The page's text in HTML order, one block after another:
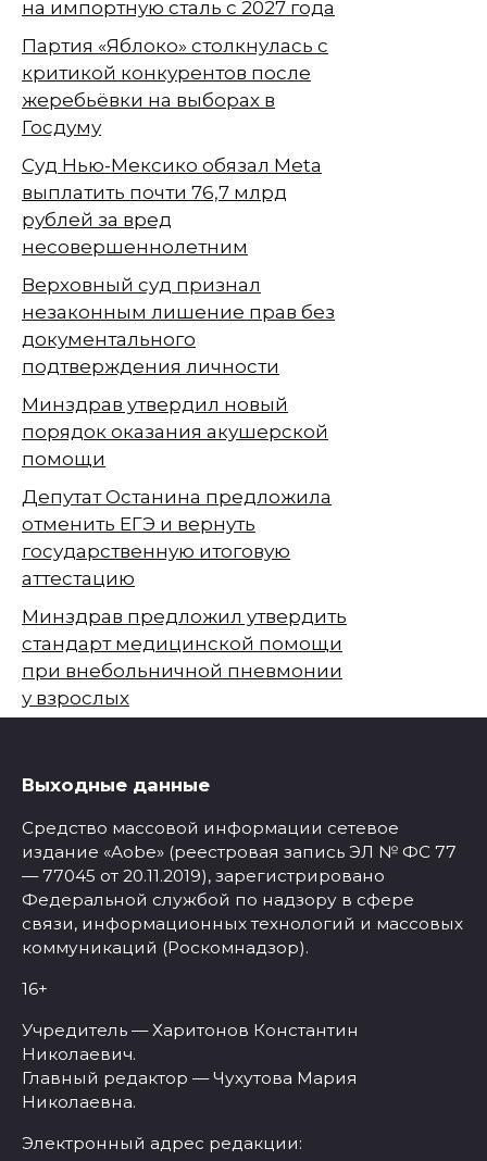
на импортную сталь с 2027 года
Партия «Яблоко» столкнулась с
критикой конкурентов после
жеребьёвки на выборах в
Госдуму
Суд Нью-Мексико обязал Meta
выплатить почти 76,7 млрд
рублей за вред
несовершеннолетним
Верховный суд признал
незаконным лишение прав без
документального
подтверждения личности
Минздрав утвердил новый
порядок оказания акушерской
помощи
Депутат Останина предложила
отменить ЕГЭ и вернуть
государственную итоговую
аттестацию
Минздрав предложил утвердить
стандарт медицинской помощи
при внебольничной пневмонии
у взрослых
Выходные данные
Средство массовой информации сетевое
издание «Aobe» (реестровая запись ЭЛ № ФС 77
— 77045 от 20.11.2019), зарегистрировано
Федеральной службой по надзору в сфере
связи, информационных технологий и массовых
коммуникаций (Роскомнадзор).
16+
Учредитель — Харитонов Константин
Николаевич.
Главный редактор — Чухутова Мария
Николаевна.
Электронный адрес редакции: